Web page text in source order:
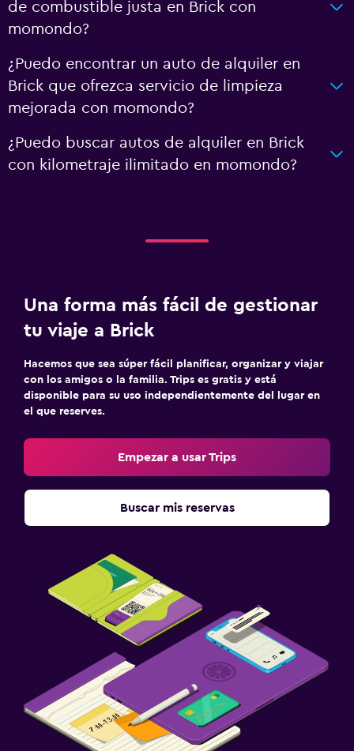
de combustible justa en Brick con
momondo?
¿Puedo encontrar un auto de alquiler en
Brick que ofrezca servicio de limpieza
mejorada con momondo?
¿Puedo buscar autos de alquiler en Brick
con kilometraje ilimitado en momondo?
Una forma más fácil de gestionar
tu viaje a Brick
Hacemos que sea súper fácil planificar, organizar y viajar
con los amigos o la familia. Trips es gratis y está
disponible para su uso independientemente del lugar en
el que reserves.
Empezar a usar Trips
Buscar mis reservas